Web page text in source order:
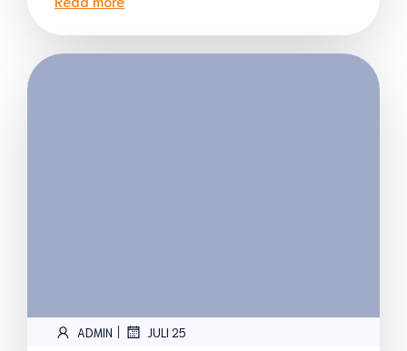
ADMIN | JULI 25